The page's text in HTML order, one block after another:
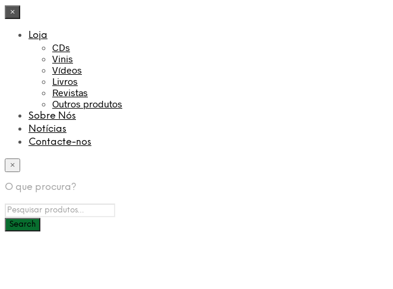
×
Loja
CDs
Vinis
Vídeos
Livros
Revistas
Outros produtos
Sobre Nós
Notícias
Contacte-nos
×
O que procura?